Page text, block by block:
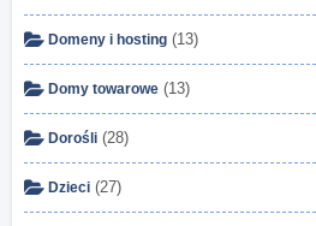
Domeny i hosting (13)
Domy towarowe (13)
Dorośli (28)
Dzieci (27)